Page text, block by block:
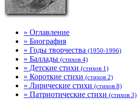
» Оглавление
» Биография
» Годы творчества (1950-1996)
» Баллады (стихов 4)
» Детские стихи (стихов 1)
» Короткие стихи (стихов 2)
» Лирические стихи (стихов 8)
» Патриотические стихи (стихов 3)